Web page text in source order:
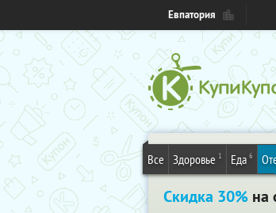
Евпатория
Все Здоровье 1 Еда 6
Скидка 30% на